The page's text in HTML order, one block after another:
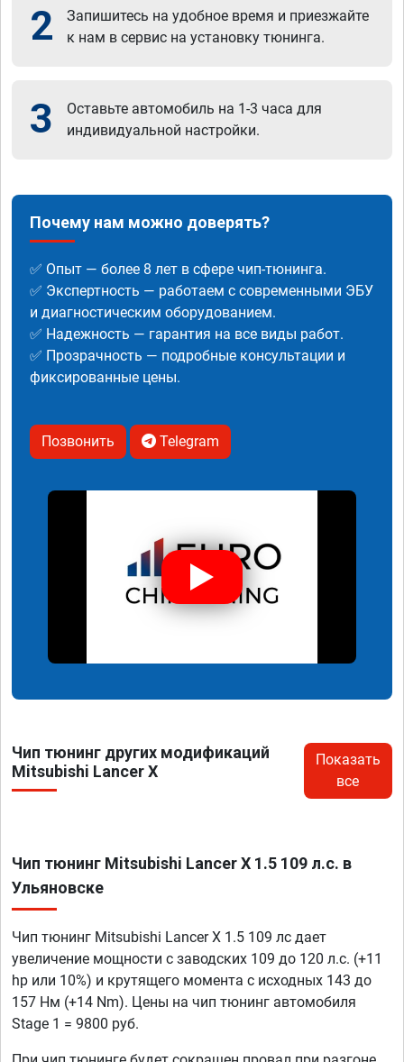
2
Запишитесь на удобное время и приезжайте
к нам в сервис на установку тюнинга.
3
Оставьте автомобиль на 1-3 часа для
индивидуальной настройки.
Почему нам можно доверять?
✅ Опыт — более 8 лет в сфере чип-тюнинга.
✅ Экспертность — работаем с современными ЭБУ
и диагностическим оборудованием.
✅ Надежность — гарантия на все виды работ.
✅ Прозрачность — подробные консультации и
фиксированные цены.
Позвонить Telegram
Чип тюнинг других модификаций
Mitsubishi Lancer X
Показать
все
Чип тюнинг Mitsubishi Lancer X 1.5 109 л.с. в
Ульяновске
Чип тюнинг Mitsubishi Lancer X 1.5 109 лс дает
увеличение мощности с заводских 109 до 120 л.с. (+11
hp или 10%) и крутящего момента с исходных 143 до
157 Нм (+14 Nm). Цены на чип тюнинг автомобиля
Stage 1 = 9800 руб.